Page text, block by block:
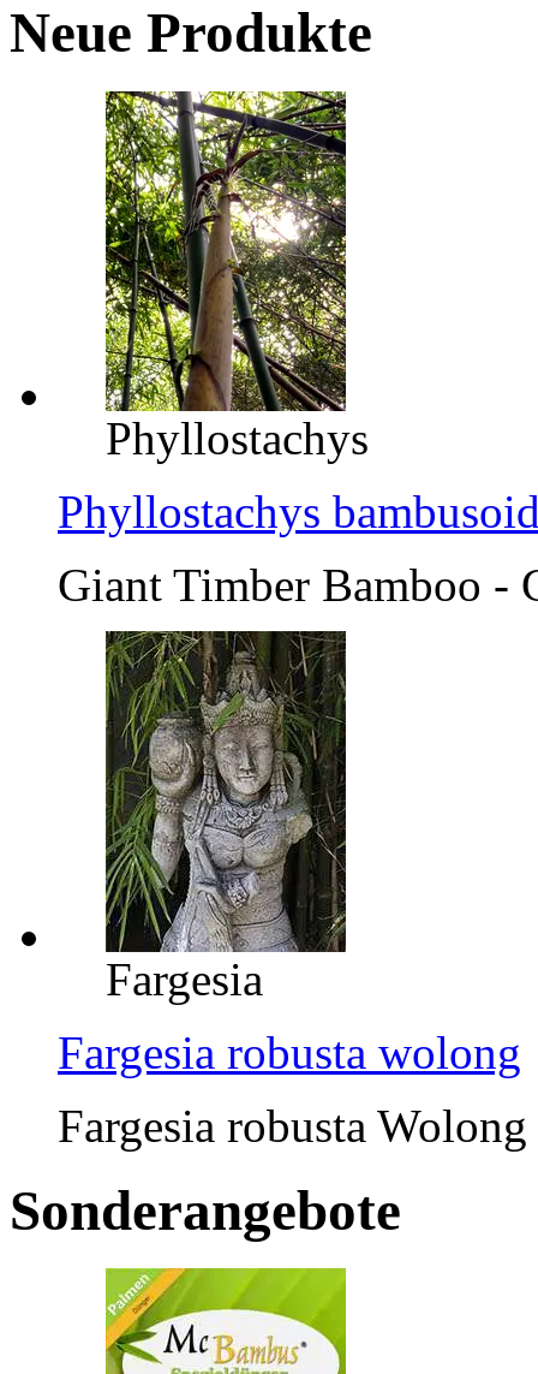
Neue Produkte
Phyllostachys
Phyllostachys
Giant Timber Bamboo -
Fargesia
Fargesia robusta wolong
Fargesia robusta
Sonderangebote